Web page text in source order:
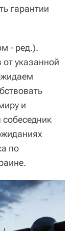
гарантии
- ред.).
указанной
и
собеседник
по